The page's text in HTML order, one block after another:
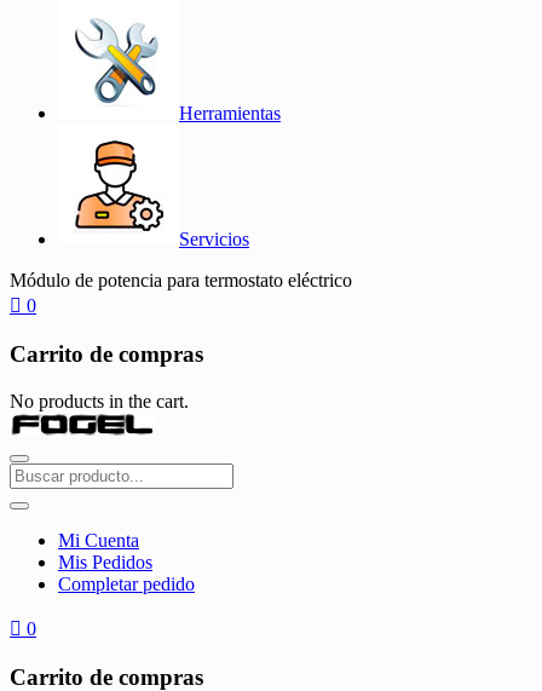
Herramientas
Servicios
Módulo de potencia para termostato eléctrico
0
Carrito de compras
No products in the cart.
Mi Cuenta
Mis Pedidos
Completar pedido
0
Carrito de compras